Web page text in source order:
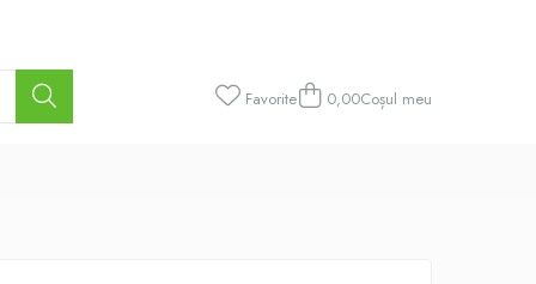
Favorite 0,00Coșul meu